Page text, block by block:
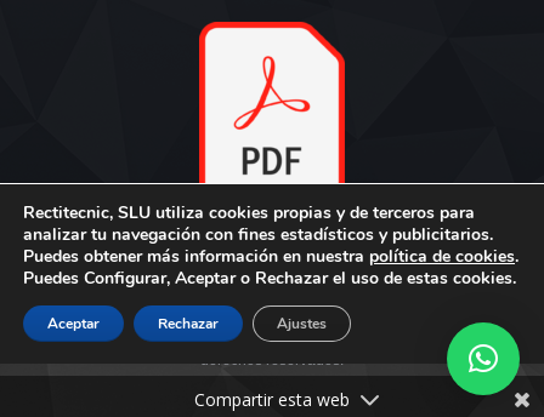
Dossier:Descargar aquí
Creado por Tandem Marketing Digital© Rectitecnic, S.L. - Todos los
Compartir esta web
Rectitecnic, SLU utiliza cookies propias y de terceros para
analizar tu navegación con fines estadísticos y publicitarios.
Puedes obtener más información en nuestra política de cookies.
Puedes Configurar, Aceptar o Rechazar el uso de estas cookies.
Aceptar Rechazar Ajustes